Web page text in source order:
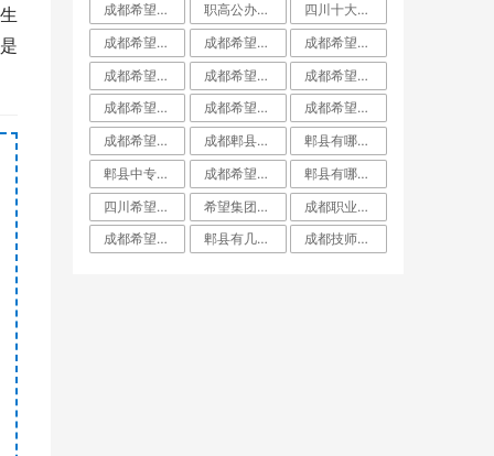
成都希望职业学校百度百科_成都希望职业学校官网 职高公办好还是民办好_职高公办好还是私立好呢
四川十大最好的职业学校四川十大职高学校排_四川十大最好的职业学校民办
成都希望职业学校是公立还是私立_成都希望职业学校到底有多坑
成都希望职业学校升学率如何就业保障_成都希望职业学校招生学费
成都希望学校是公办还是民办_成都希望学校百度百科
成都希望职业学校口碑好不好_成都希望职业学校民办
成都希望职业学校到底有多坑郫县希望职校坑_成都希望职业学校烹饪专业
成都希望职业学校有普高班吗_成都希望职业学校招生网
成都希望职业学校有哪些专业_成都希望职业学校
成都希望职业学校好不好学校到底怎么样_成都希望职业教育学校
成都希望职业学校招生代码51223_成都希望职业学校招生网
成都希望职业学校是技校吗_成都希望职业教育学校
成都郫县希望职业学校专业对口率就业分配工_成都郫县希望职业学校
郫县有哪些大专职业学校郫县职业学校一览表_郫县有哪些大专学校
郫县中专学校郫县中专职业学校有哪些_郫县中专学校有几所
成都希望职业学校名师指导_成都希望职业学校烹饪专业
郫县有哪些公办职业高中郫都有哪些公立职业_郫县有哪些公立职业高中学校
四川希望职业学校简介_四川希望职业学院
希望集团在成都的大专学校_希望集团成都有哪些学校
成都职业学校名单成都市职业学校排名_成都职业学校都有哪些
成都希望学院本科录取分数线_成都希望学院是几本
郫县有几所职高郫都职高有哪几所_郫县有几所职高学校 成都技师学院郫县红光校区_成都技师学院郫都校区